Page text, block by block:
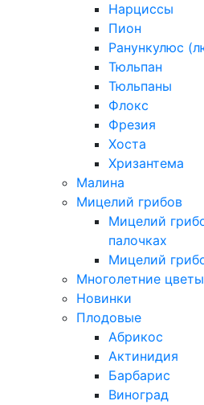
Нарциссы
Пион
Ранункулюс
Тюльпан
Тюльпаны
Флокс
Фрезия
Хоста
Хризантема
Малина
Мицелий грибов
Мицелий
палочках
Мицелий
Многолетние цветы
Новинки
Плодовые
Абрикос
Актинидия
Барбарис
Виноград